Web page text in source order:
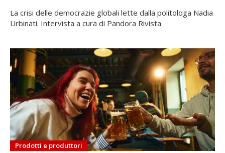
La crisi delle democrazie globali lette dalla politologa Nadia
Urbinati. Intervista a cura di Pandora Rivista
Prodotti e produttori